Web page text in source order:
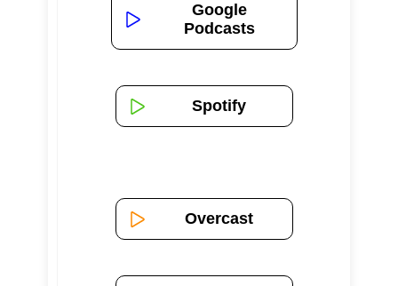
Google
Podcasts
Spotify
Overcast